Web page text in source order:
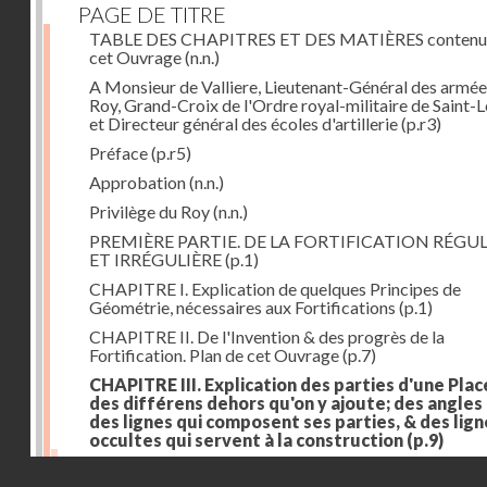
PAGE DE TITRE
TABLE DES CHAPITRES ET DES MATIÈRES
cet Ouvrage(n.n.)
A Monsieur de Valliere, Lieutenant-Général des
Roy, Grand-Croix de l'Ordre royal-militaire de Saint-
et Directeur général des écoles d'artillerie(p.r3)
Préface(p.r5)
Approbation(n.n.)
Privilège du Roy(n.n.)
PREMIÈRE PARTIE. DE LA FORTIFICATION
ET IRRÉGULIÈRE(p.1)
CHAPITRE I. Explication de quelques Principes de
Géométrie, nécessaires aux Fortifications (p.1)
CHAPITRE II. De l'Invention & des progrès de la
Fortification. Plan de cet Ouvrage(p.7)
CHAPITRE III. Explication des parties d'une
des différens dehors qu'on y ajoute; des angles
des lignes qui composent ses parties, & des
occultes qui servent à la construction (p.9)
Des lignes & des angles qui composent les parties